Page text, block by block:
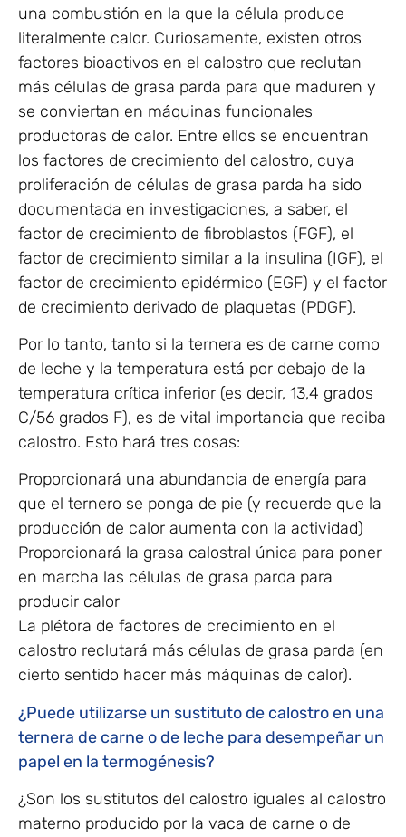
una combustión en la que la célula produce
literalmente calor. Curiosamente, existen otros
factores bioactivos en el calostro que reclutan
más células de grasa parda para que maduren y
se conviertan en máquinas funcionales
productoras de calor. Entre ellos se encuentran
los factores de crecimiento del calostro, cuya
proliferación de células de grasa parda ha sido
documentada en investigaciones, a saber, el
factor de crecimiento de fibroblastos (FGF), el
factor de crecimiento similar a la insulina (IGF), el
factor de crecimiento epidérmico (EGF) y el factor
de crecimiento derivado de plaquetas (PDGF).
Por lo tanto, tanto si la ternera es de carne como
de leche y la temperatura está por debajo de la
temperatura crítica inferior (es decir, 13,4 grados
C/56 grados F), es de vital importancia que reciba
calostro. Esto hará tres cosas:
Proporcionará una abundancia de energía para
que el ternero se ponga de pie (y recuerde que la
producción de calor aumenta con la actividad)
Proporcionará la grasa calostral única para poner
en marcha las células de grasa parda para
producir calor
La plétora de factores de crecimiento en el
calostro reclutará más células de grasa parda (en
cierto sentido hacer más máquinas de calor).
¿Puede utilizarse un sustituto de calostro en una
ternera de carne o de leche para desempeñar un
papel en la termogénesis?
¿Son los sustitutos del calostro iguales al calostro
materno producido por la vaca de carne o de